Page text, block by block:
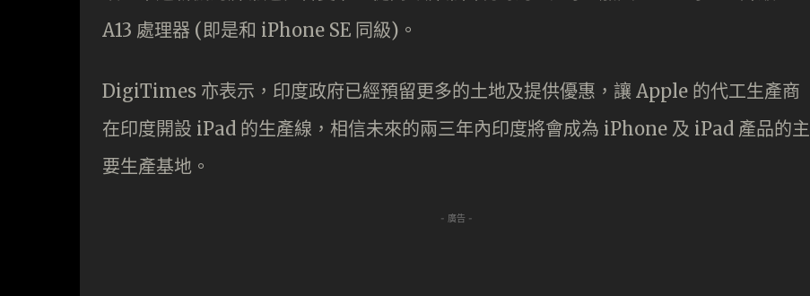
A13 處理器 (即是和 iPhone SE 同級)。
DigiTimes 亦表示，印度政府已經預留更多的土地及提供優惠，讓 Apple 的代工生產商
在印度開設 iPad 的生產線，相信未來的兩三年內印度將會成為 iPhone 及 iPad 產品的主
要生產基地。
- 廣告 -